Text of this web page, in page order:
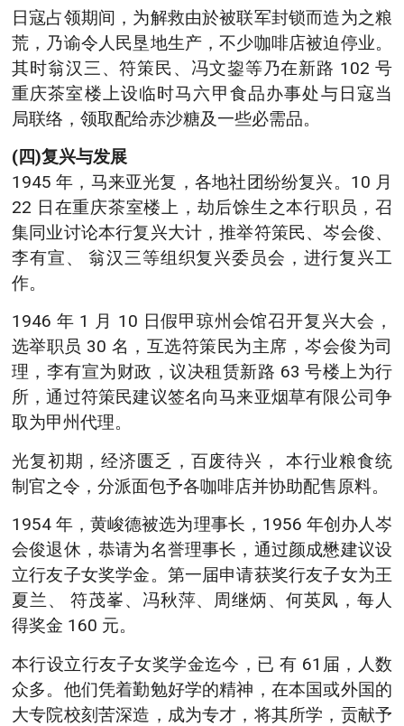
日寇占领期间，为解救由於被联军封锁而造为之粮
荒，乃谕令人民垦地生产，不少咖啡店被迫停业。
其时翁汉三、符策民、冯文鋆等乃在新路 102 号
重庆茶室楼上设临时马六甲食品办事处与日寇当
局联络，领取配给赤沙糖及一些必需品。
(四)复兴与发展
1945 年，马来亚光复，各地社团纷纷复兴。10 月
22 日在重庆茶室楼上，劫后馀生之本行职员，召
集同业讨论本行复兴大计，推举符策民、岑会俊、
李有宣、 翁汉三等组织复兴委员会，进行复兴工
作。
1946 年 1 月 10 日假甲琼州会馆召开复兴大会，
选举职员 30 名，互选符策民为主席，岑会俊为司
理，李有宣为财政，议决租赁新路 63 号楼上为行
所，通过符策民建议签名向马来亚烟草有限公司争
取为甲州代理。
光复初期，经济匮乏，百废待兴， 本行业粮食统
制官之令，分派面包予各咖啡店并协助配售原料。
1954 年，黄峻德被选为理事长，1956 年创办人岑
会俊退休，恭请为名誉理事长，通过颜成懋建议设
立行友子女奖学金。第一届申请获奖行友子女为王
夏兰、 符茂峯、冯秋萍、周继炳、何英凤，每人
得奖金 160 元。
本行设立行友子女奖学金迄今，已 有 61届，人数
众多。他们凭着勤勉好学的精神，在本国或外国的
大专院校刻苦深造，成为专才，将其所学，贡献予